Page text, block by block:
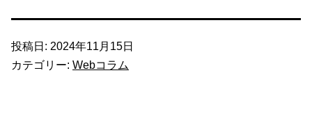
投稿日: 2024年11月15日
カテゴリー: Webコラム